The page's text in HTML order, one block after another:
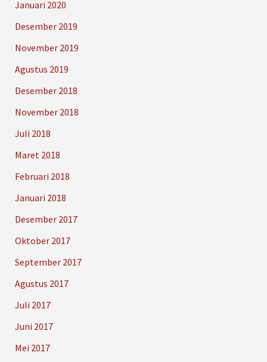
Januari 2020
Desember 2019
November 2019
Agustus 2019
Desember 2018
November 2018
Juli 2018
Maret 2018
Februari 2018
Januari 2018
Desember 2017
Oktober 2017
September 2017
Agustus 2017
Juli 2017
Juni 2017
Mei 2017